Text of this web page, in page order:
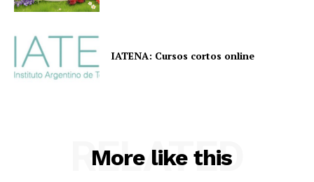
IATENA: Cursos cortos online
More like this
RELATED